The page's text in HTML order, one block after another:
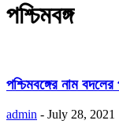
পশ্চিমবঙ্গ
পশ্চিমবঙ্গের নাম
admin - July 28, 2021